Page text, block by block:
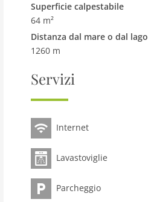
Superficie calpestabile
64 m²
Distanza dal mare o dal lago
1260 m
Servizi
Internet
Lavastoviglie
Parcheggio